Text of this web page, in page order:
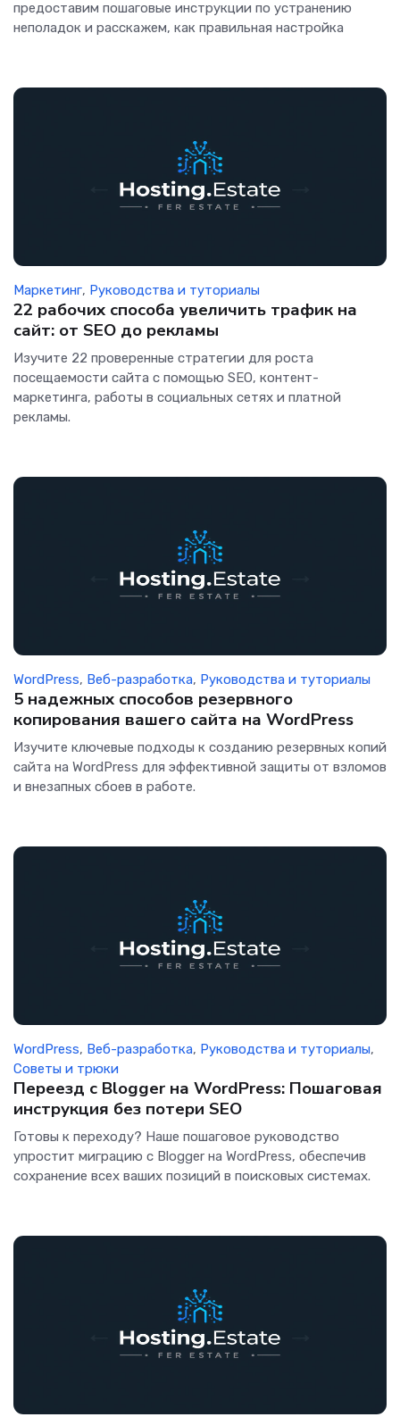
предоставим пошаговые инструкции по устранению
неполадок и расскажем, как правильная настройка
Маркетинг, Руководства и туториалы
22 рабочих способа увеличить трафик на
сайт: от SEO до рекламы
Изучите 22 проверенные стратегии для роста
посещаемости сайта с помощью SEO, контент-
маркетинга, работы в социальных сетях и платной
рекламы.
WordPress, Веб-разработка, Руководства и туториалы
5 надежных способов резервного
копирования вашего сайта на WordPress
Изучите ключевые подходы к созданию резервных копий
сайта на WordPress для эффективной защиты от взломов
и внезапных сбоев в работе.
WordPress, Веб-разработка, Руководства и туториалы,
Советы и трюки
Переезд с Blogger на WordPress: Пошаговая
инструкция без потери SEO
Готовы к переходу? Наше пошаговое руководство
упростит миграцию с Blogger на WordPress, обеспечив
сохранение всех ваших позиций в поисковых системах.